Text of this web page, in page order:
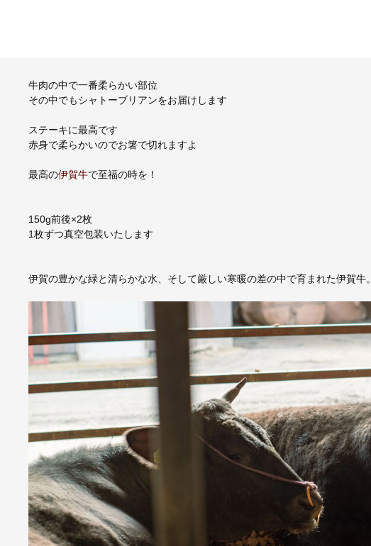
牛肉の中で一番柔らかい部位
その中でもシャトーブリアンをお届けします
ステーキに最高です
赤身で柔らかいのでお箸で切れますよ
最高の伊賀牛で至福の時を！
150g前後×2枚
1枚ずつ真空包装いたします
伊賀の豊かな緑と清らかな水、そして厳しい寒暖の差の中で育まれた伊賀牛。